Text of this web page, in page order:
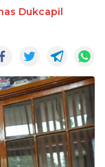
Dukcapil